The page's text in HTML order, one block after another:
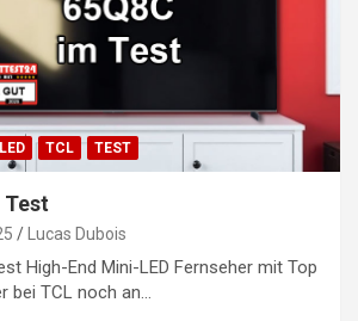
TCL TEST
Test
Lucas Dubois
High-End Mini-LED Fernseher mit Top
bei TCL noch an…